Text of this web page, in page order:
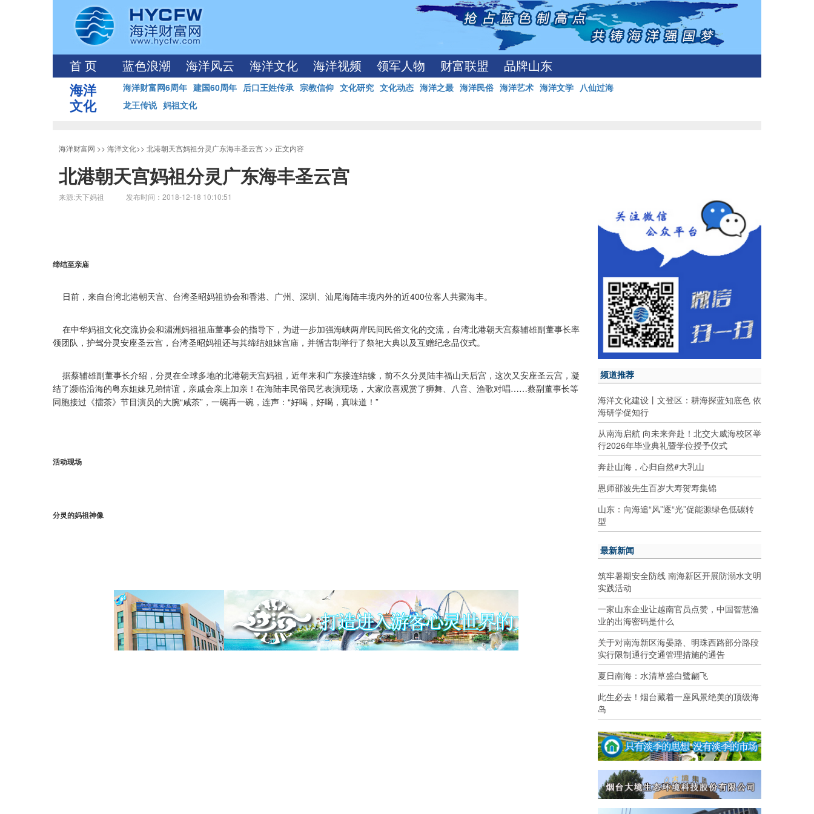
首 页 蓝色浪潮 海洋风云 海洋文化 海洋视频 领军人物 财富联盟 品牌山东
海洋
文化
海洋财富网6周年 建国60周年 后口王姓传承 宗教信仰 文化研究 文化动态 海洋之最 海洋民俗 海洋艺术 海洋文学 八仙过海
龙王传说 妈祖文化
海洋财富网 >> 海洋文化>> 北港朝天宫妈祖分灵广东海丰圣云宫 >> 正文内容
北港朝天宫妈祖分灵广东海丰圣云宫
来源:天下妈祖 发布时间：2018-12-18 10:10:51
缔结至亲庙
日前，来自台湾北港朝天宫、台湾圣昭妈祖协会和香港、广州、深圳、汕尾海陆丰境内外的近400位客人共聚海丰。
在中华妈祖文化交流协会和湄洲妈祖祖庙董事会的指导下，为进一步加强海峡两岸民间民俗文化的交流，台湾北港朝天宫蔡辅雄副董事长率
领团队，护驾分灵安座圣云宫，台湾圣昭妈祖还与其缔结姐妹宫庙，并循古制举行了祭祀大典以及互赠纪念品仪式。
据蔡辅雄副董事长介绍，分灵在全球多地的北港朝天宫妈祖，近年来和广东接连结缘，前不久分灵陆丰福山天后宫，这次又安座圣云宫，凝
结了濒临沿海的粤东姐妹兄弟情谊，亲戚会亲上加亲！在海陆丰民俗民艺表演现场，大家欣喜观赏了狮舞、八音、渔歌对唱……蔡副董事长等
同胞接过《擂茶》节目演员的大腕“咸茶”，一碗再一碗，连声：“好喝，好喝，真味道！”
活动现场
分灵的妈祖神像
频道推荐
海洋文化建设丨文登区：耕海探蓝知底色 依
海研学促知行
从南海启航 向未来奔赴！北交大威海校区举
行2026年毕业典礼暨学位授予仪式
奔赴山海，心归自然#大乳山
恩师邵波先生百岁大寿贺寿集锦
山东：向海追“风”逐“光”促能源绿色低碳转
型
最新新闻
筑牢暑期安全防线 南海新区开展防溺水文明
实践活动
一家山东企业让越南官员点赞，中国智慧渔
业的出海密码是什么
关于对南海新区海晏路、明珠西路部分路段
实行限制通行交通管理措施的通告
夏日南海：水清草盛白鹭翩飞
此生必去！烟台藏着一座风景绝美的顶级海
岛